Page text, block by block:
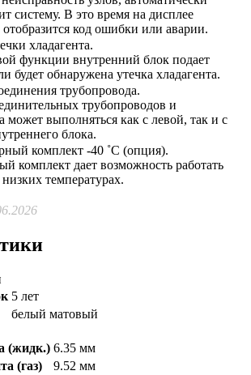
систему. В это время на дисплее
код ошибки или аварии.
хладагента.
функции внутренний блок подает
будет обнаружена утечка хладагента.
трубопровода.
трубопроводов и
может выполняться как с левой, так и с
блока.
комплект -40 ˚С (опция).
комплект дает возможность работать
температурах.
5 лет
белый матовый
(жидк.) 6.35 мм
(газ)
9.52 мм